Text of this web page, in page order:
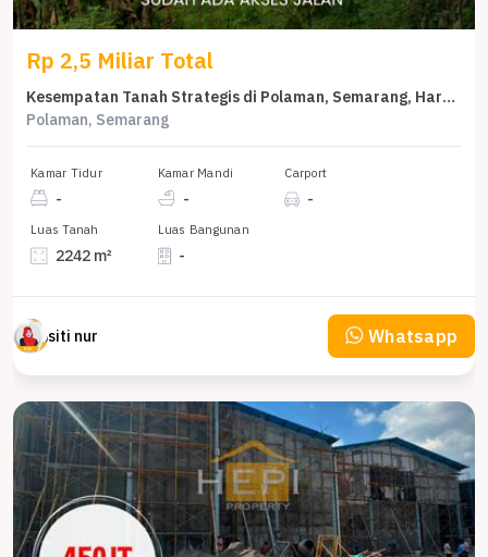
Rp 2,5 Miliar Total
Kesempatan Tanah Strategis di Polaman, Semarang, Harga 2,5 Miliar
Polaman, Semarang
Kamar Tidur
-
Kamar Mandi
-
Carport
-
Luas Tanah
2242 m²
Luas Bangunan
-
siti nur Whatsapp